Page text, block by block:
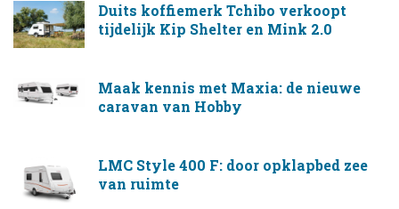
Duits koffiemerk Tchibo verkoopt
tijdelijk Kip Shelter en Mink 2.0
Maak kennis met Maxia: de nieuwe
caravan van Hobby
LMC Style 400 F: door opklapbed zee
van ruimte